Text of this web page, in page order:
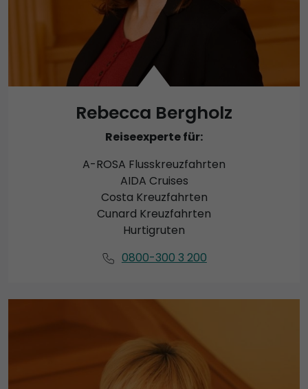
Rebecca Bergholz
Reiseexperte für:
A-ROSA Flusskreuzfahrten
AIDA Cruises
Costa Kreuzfahrten
Cunard Kreuzfahrten
Hurtigruten
0800-300 3 200